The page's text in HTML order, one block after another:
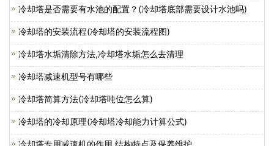
冷却塔是否需要有水池的配置？(冷却塔底部需要设计水池吗)
冷却塔的安装流程(冷却塔的安装流程图)
冷却塔水垢清除方法,冷却塔水垢怎么去清理
冷却塔减速机型号有哪些
冷却塔简算方法(冷却塔吨位怎么算)
冷却塔的冷却原理(冷却塔冷却能力计算公式)
冷却塔专用减速机的作用,结构特点及保养维护